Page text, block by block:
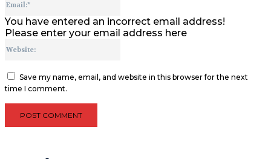
You have entered an incorrect email address!
Please enter your email address here
Save my name, email, and website in this browser for the next
time I comment.